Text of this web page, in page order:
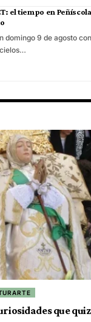
el tiempo en
domingo 9 de agosto
que